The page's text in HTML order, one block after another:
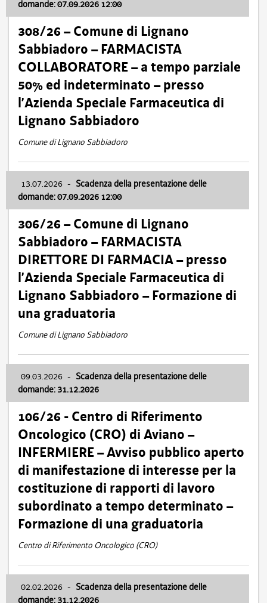
domande: 07.09.2026 12:00
308/26 – Comune di Lignano
Sabbiadoro – FARMACISTA
COLLABORATORE – a tempo parziale
50% ed indeterminato – presso
l’Azienda Speciale Farmaceutica di
Lignano Sabbiadoro
Comune di Lignano Sabbiadoro
13.07.2026 - Scadenza della presentazione delle
domande: 07.09.2026 12:00
306/26 – Comune di Lignano
Sabbiadoro – FARMACISTA
DIRETTORE DI FARMACIA – presso
l’Azienda Speciale Farmaceutica di
Lignano Sabbiadoro – Formazione di
una graduatoria
Comune di Lignano Sabbiadoro
09.03.2026 - Scadenza della presentazione delle
domande: 31.12.2026
106/26 - Centro di Riferimento
Oncologico (CRO) di Aviano –
INFERMIERE – Avviso pubblico aperto
di manifestazione di interesse per la
costituzione di rapporti di lavoro
subordinato a tempo determinato –
Formazione di una graduatoria
Centro di Riferimento Oncologico (CRO)
02.02.2026 - Scadenza della presentazione delle
domande: 31.12.2026